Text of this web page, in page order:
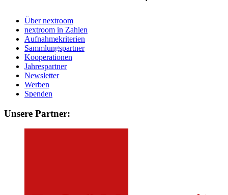
Über nextroom
nextroom in Zahlen
Aufnahmekriterien
Sammlungspartner
Kooperationen
Jahrespartner
Newsletter
Werben
Spenden
Unsere Partner: